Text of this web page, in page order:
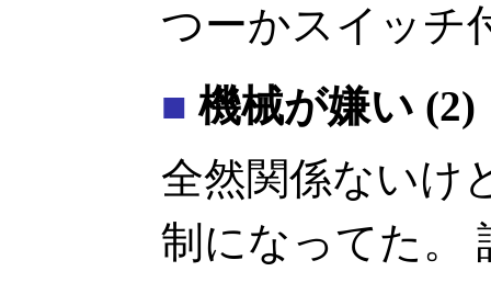
つーかスイッチ
■ 機械が嫌い (2)
全然関係ないけ
制になってた。